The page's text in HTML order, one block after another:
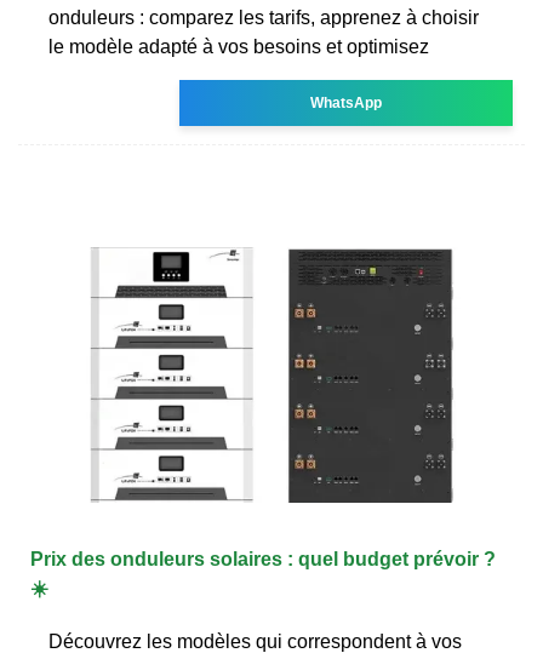
onduleurs : comparez les tarifs, apprenez à choisir
le modèle adapté à vos besoins et optimisez
WhatsApp
Prix des onduleurs solaires : quel budget prévoir ?
☀️
Découvrez les modèles qui correspondent à vos